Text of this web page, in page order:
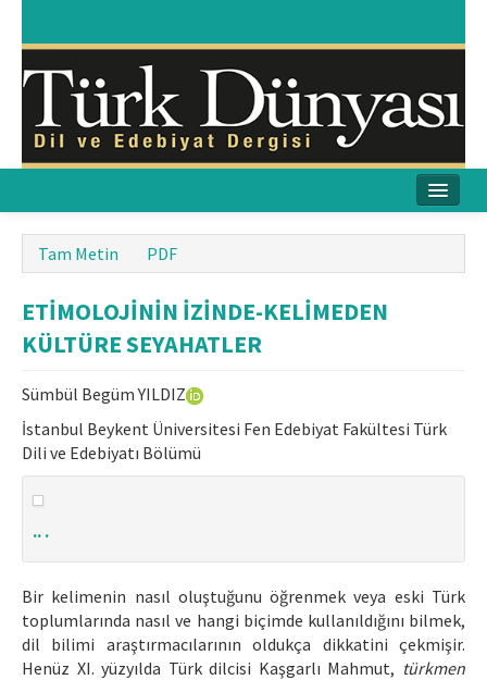
Amaç & Kapsam
Yayın Kurulu
Etik İlkeler
Tam Metin PDF
ETİMOLOJİNİN İZİNDE-KELİMEDEN
KÜLTÜRE SEYAHATLER
Sümbül Begüm YILDIZ
İstanbul Beykent Üniversitesi Fen Edebiyat Fakültesi Türk
Dili ve Edebiyatı Bölümü
.. .
Bir kelimenin nasıl oluştuğunu öğrenmek veya eski Türk
toplumlarında nasıl ve hangi biçimde kullanıldığını bilmek,
dil bilimi araştırmacılarının oldukça dikkatini çekmişir.
Henüz XI. yüzyılda Türk dilcisi Kaşgarlı Mahmut, türkmen